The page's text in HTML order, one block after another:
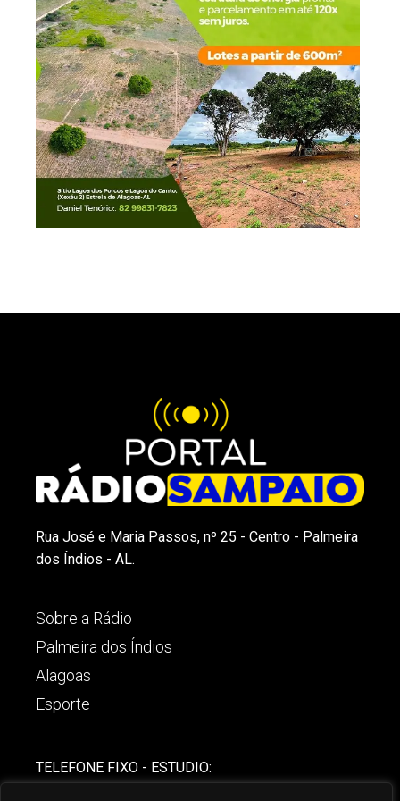
Rua José e Maria Passos, nº 25 - Centro - Palmeira
dos Índios - AL.
Sobre a Rádio
Palmeira dos Índios
Alagoas
Esporte
TELEFONE FIXO - ESTUDIO: